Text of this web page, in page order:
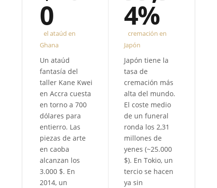
0
el ataúd en
Ghana
Un ataúd
fantasía del
taller Kane Kwei
en Accra cuesta
en torno a 700
dólares para
entierro. Las
piezas de arte
en caoba
alcanzan los
3.000 $. En
2014, un
4%
cremación en
Japón
Japón tiene la
tasa de
cremación más
alta del mundo.
El coste medio
de un funeral
ronda los 2,31
millones de
yenes (~25.000
$). En Tokio, un
tercio se hacen
ya sin